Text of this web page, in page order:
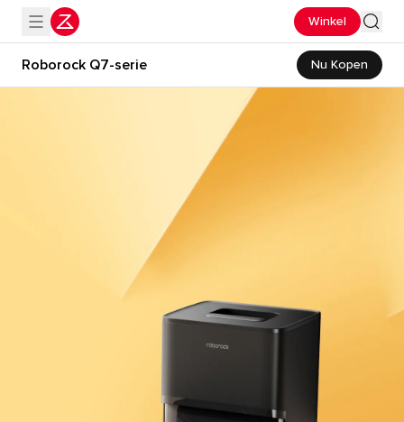
Winkel
Roborock Q7-serie Nu Kopen